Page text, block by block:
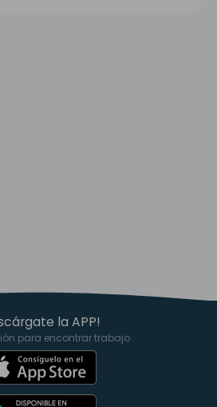
la APP!
para encontrar trabajo